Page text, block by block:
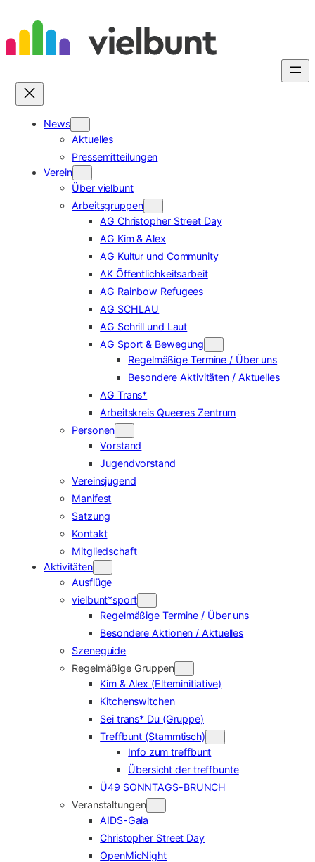
Inhalt
springen
News
Aktuelles
Pressemitteilungen
Verein
Über vielbunt
Arbeitsgruppen
AG Christopher Street Day
AG Kim & Alex
AG Kultur und Community
AK Öffentlichkeitsarbeit
AG Rainbow Refugees
AG SCHLAU
AG Schrill und Laut
AG Sport & Bewegung
Regelmäßige Termine / Über uns
Besondere Aktivitäten / Aktuelles
AG Trans*
Arbeitskreis Queeres Zentrum
Personen
Vorstand
Jugendvorstand
Vereinsjugend
Manifest
Satzung
Kontakt
Mitgliedschaft
Aktivitäten
Ausflüge
vielbunt*sport
Regelmäßige Termine / Über uns
Besondere Aktionen / Aktuelles
Szeneguide
Regelmäßige Gruppen
Kim & Alex (Elterninitiative)
Kitchenswitchen
Sei trans* Du (Gruppe)
Treffbunt (Stammtisch)
Info zum treffbunt
Übersicht der treffbunte
Ü49 SONNTAGS-BRUNCH
Veranstaltungen
AIDS-Gala
Christopher Street Day
OpenMicNight